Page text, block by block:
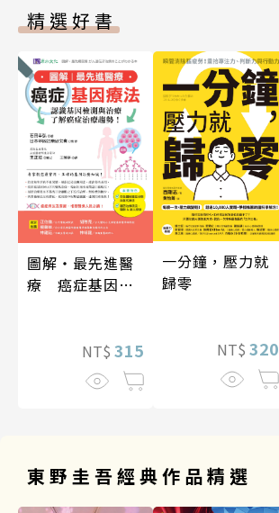
精選好書
圖解‧最先進醫
療 癌症基因療
NT$ 315
一分鐘，壓力就
歸零
NT$ 320
東野圭吾經典作品精選